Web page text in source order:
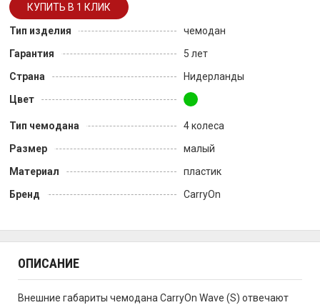
Тип изделия
чемодан
Гарантия
5 лет
Страна
Нидерланды
Цвет
Тип чемодана
4 колеса
Размер
малый
Материал
пластик
Бренд
CarryOn
ОПИСАНИЕ
Внешние габариты чемодана CarryOn Wave (S) отвечают